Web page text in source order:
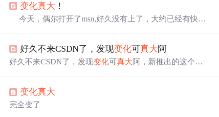
变化真大 ！
今天，偶尔打开了msn,好久没有上了，大约已经有快3
了好多的信息。小谢要招聘人，可能是当了什么小头头
了。同门师姐吧，结婚了，跳槽了，在上海过着小资的生
古拉斯大瀑布阿，什么去纽
好久不来CSDN了，发现变化可真大阿
好久不来CSDN了，发现变化可真大阿，新推出的这个服
变化真大
完全变了